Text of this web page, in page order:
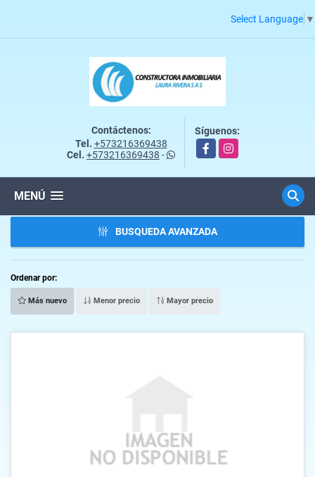
Select Language ▼
Contáctenos:
Tel. +573216369438
Cel. +573216369438 -
Síguenos:
FacebookInstagram
MENÚ
BUSQUEDA AVANZADA
Ordenar por:
Más nuevo Menor precio Mayor precio